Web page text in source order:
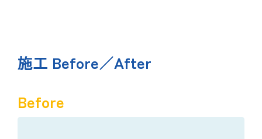
施工 Before／After
Before